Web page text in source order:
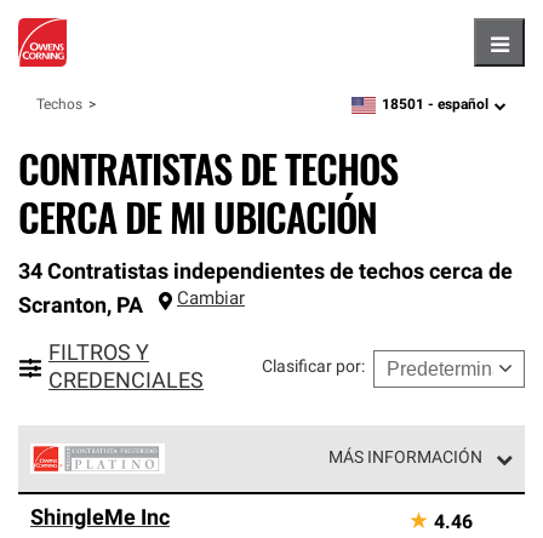
Techos zipcode, language
18501 - español
CONTRATISTAS DE TECHOS
CERCA DE MI UBICACIÓN
34 Contratistas independientes de techos cerca de
Scranton, PA Cambiar
FILTROS Y
CREDENCIALES
Clasificar por:
MÁS INFORMACIÓN
Corning constituyen el nivel superior de nuestra red
ShingleMe Inc ★ 4.46